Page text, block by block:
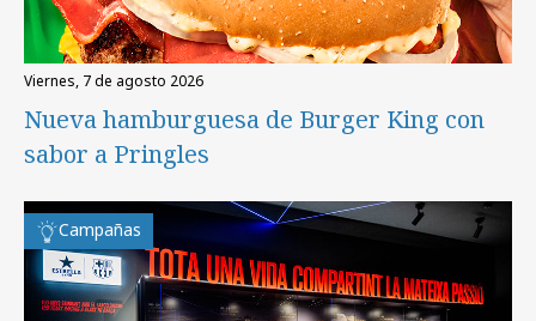
viernes, 7 de agosto 2026
Nueva hamburguesa de Burger King con
sabor a Pringles
Campañas